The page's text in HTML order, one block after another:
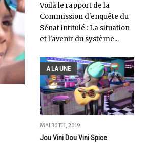
Voilà le rapport de la
Commission d'enquête du
Sénat intitulé : La situation
et l'avenir du système...
A LA UNE
MAI 30TH, 2019
Jou Vini Dou Vini Spice